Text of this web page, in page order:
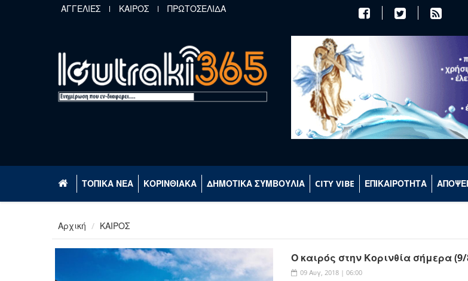
Παράκαμψη προς το κυρίως περιεχόμενο
ΑΓΓΕΛΙΕΣ ΚΑΙΡΟΣ ΠΡΩΤΟΣΕΛΙΔΑ
ΤΟΠΙΚΑ ΝΕΑ ΚΟΡΙΝΘΙΑΚΑ ΔΗΜΟΤΙΚΑ ΣΥΜΒΟΥΛΙΑ CITY VIBE ΕΠΙΚΑΙΡΟΤΗΤΑ
Αρχική ΚΑΙΡΟΣ
Ο καιρός στην Κορινθία σήμερα (9/
09 Αυγ, 2018 | 06:00